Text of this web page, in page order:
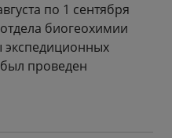
по 1 сентября
биогеохимии
проведен